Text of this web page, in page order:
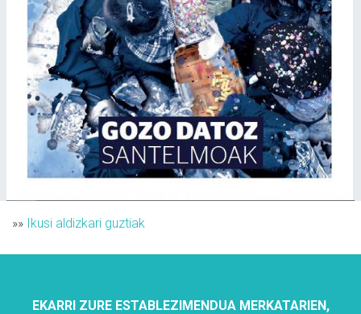
»» Ikusi aldizkari guztiak
EKARRI ZURE ESTABLEZIMENDUA MERKATARIEN,